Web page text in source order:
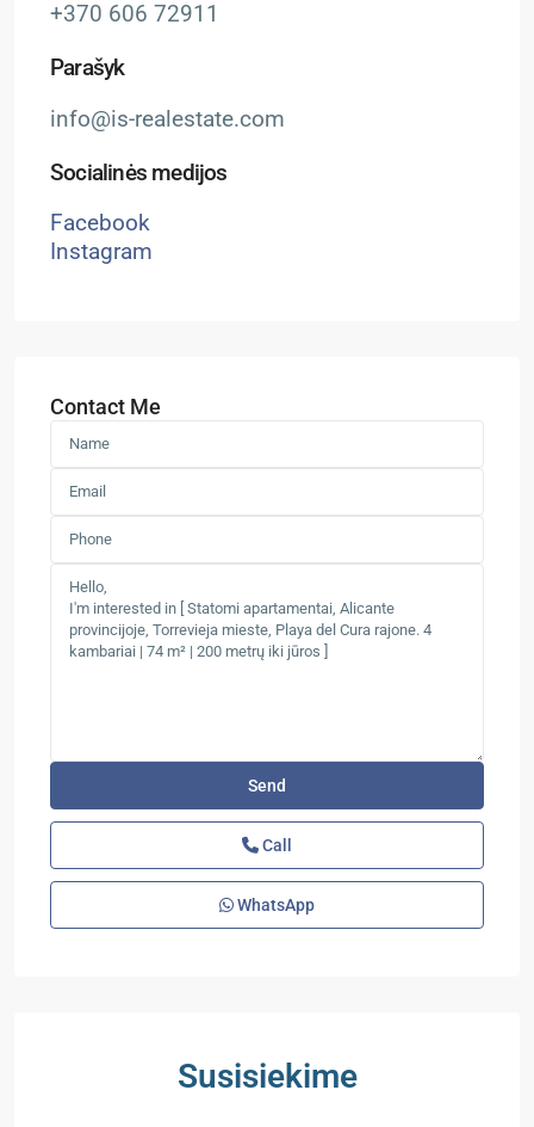
+370 606 72911
Parašyk
info@is-realestate.com
Socialinės medijos
Facebook
Instagram
Contact Me
Call
WhatsApp
Susisiekime